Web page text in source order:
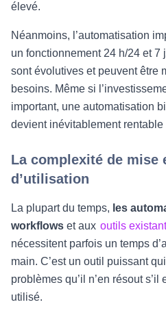
élevé.
Néanmoins, l’automatisation
un fonctionnement 24 h/24 et
sont évolutives et peuvent être
besoins. Même si
important, une automatisation
devient inévitablement
La complexité de mise
d’utilisation
La plupart du temps, les
workflows et aux outils
nécessitent parfois un temps
main. C’est un outil puissant
problèmes qu’il n’en résout s’il
utilisé.